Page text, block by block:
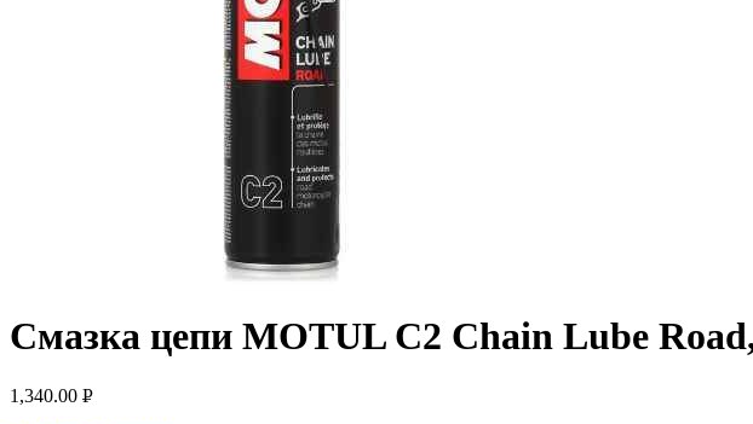
Смазка цепи MOTUL С2 Chain Lube
1,340.00 Р